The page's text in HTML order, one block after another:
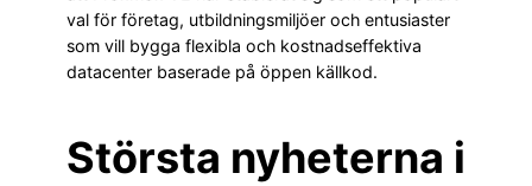
val för företag, utbildningsmiljöer och entusiaster
som vill bygga flexibla och kostnadseffektiva
datacenter baserade på öppen källkod.
Största nyheterna i